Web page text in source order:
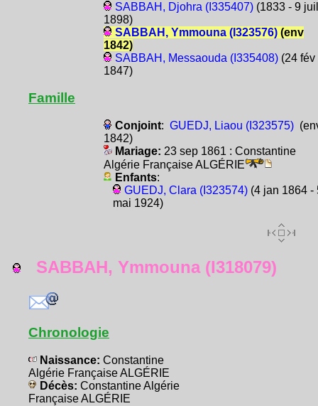
SABBAH, Djohra (I335407)(1833 - 9 juil
1898)
SABBAH, Ymmouna (I323576)(env
1842)
SABBAH, Messaouda (I335408)(24 fév
1847)
Famille
Conjoint: GUEDJ, Liaou (I323575)
1842)
Mariage: 23 sep 1861 : Constantine
Algérie Française ALGÉRIE
Enfants:
GUEDJ, Clara (I323574)(4 jan 1864 -
mai 1924)
SABBAH, Ymmouna (I318079)
Chronologie
Naissance: Constantine
Algérie Française ALGÉRIE
Décès: Constantine Algérie
Française ALGÉRIE